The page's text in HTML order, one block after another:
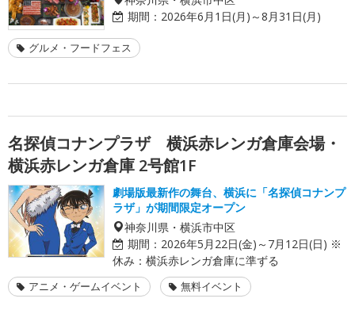
期間： 2026年6月1日(月)～8月31日(月)
グルメ・フードフェス
名探偵コナンプラザ 横浜赤レンガ倉庫会場・
横浜赤レンガ倉庫 2号館1F
劇場版最新作の舞台、横浜に「名探偵コナンプ
ラザ」が期間限定オープン
神奈川県・横浜市中区
期間： 2026年5月22日(金)～7月12日(日) ※
休み：横浜赤レンガ倉庫に準ずる
アニメ・ゲームイベント 無料イベント